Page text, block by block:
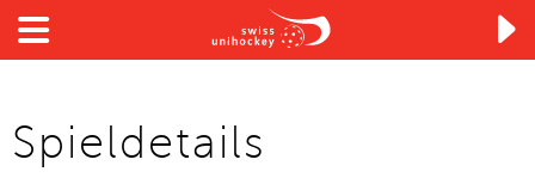

Spieldetails